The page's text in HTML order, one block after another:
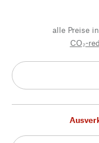
alle Preise
CO₂-